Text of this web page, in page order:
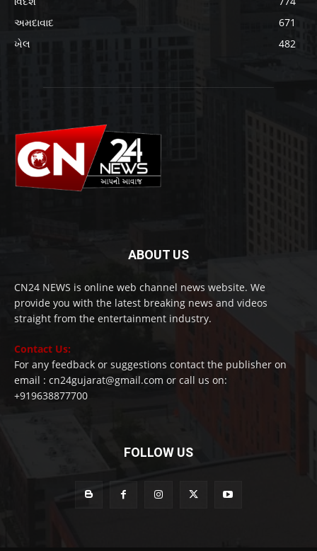
અમદાવાદ
671
ખેલ
482
ABOUT US
CN24 NEWS is online web channel news website. We
provide you with the latest breaking news and videos
straight from the entertainment industry.
Contact Us:
For any feedback or suggestions contact the publisher on
email : cn24gujarat@gmail.com or call us on:
+919638877700
FOLLOW US